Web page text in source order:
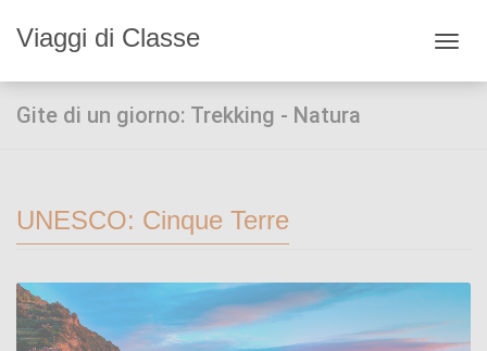
Viaggi di Classe
Gite di un giorno: Trekking - Natura
UNESCO: Cinque Terre